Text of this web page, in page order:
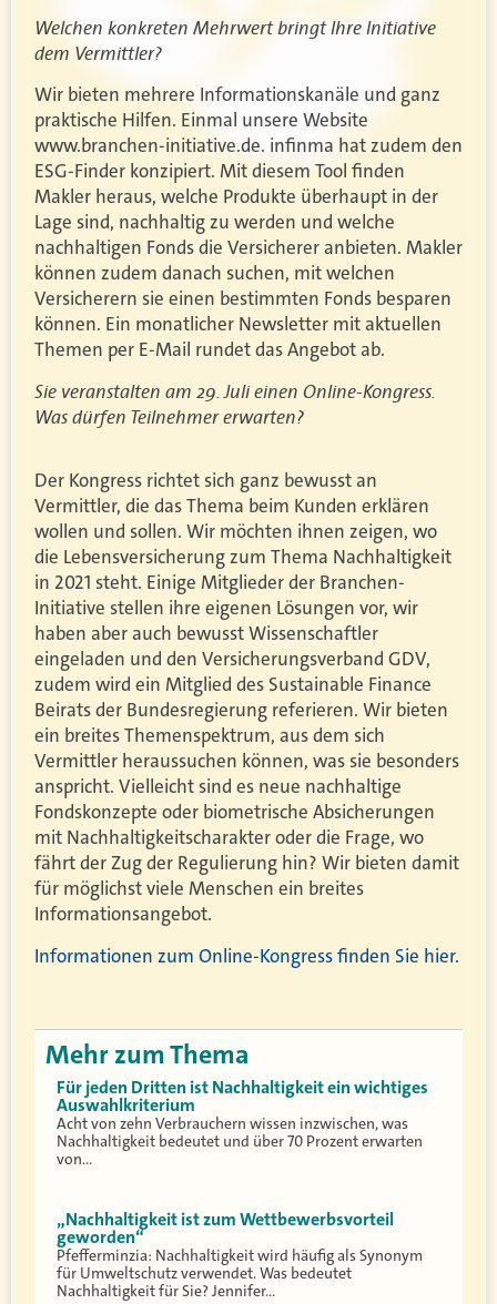
Welchen konkreten Mehrwert bringt Ihre Initiative
dem Vermittler?
Wir bieten mehrere Informationskanäle und ganz
praktische Hilfen. Einmal unsere Website
www.branchen-initiative.de. infinma hat zudem den
ESG-Finder konzipiert. Mit diesem Tool finden
Makler heraus, welche Produkte überhaupt in der
Lage sind, nachhaltig zu werden und welche
nachhaltigen Fonds die Versicherer anbieten. Makler
können zudem danach suchen, mit welchen
Versicherern sie einen bestimmten Fonds besparen
können. Ein monatlicher Newsletter mit aktuellen
Themen per E-Mail rundet das Angebot ab.
Sie veranstalten am 29. Juli einen Online-Kongress.
Was dürfen Teilnehmer erwarten?
Der Kongress richtet sich ganz bewusst an
Vermittler, die das Thema beim Kunden erklären
wollen und sollen. Wir möchten ihnen zeigen, wo
die Lebensversicherung zum Thema Nachhaltigkeit
in 2021 steht. Einige Mitglieder der Branchen-
Initiative stellen ihre eigenen Lösungen vor, wir
haben aber auch bewusst Wissenschaftler
eingeladen und den Versicherungsverband GDV,
zudem wird ein Mitglied des Sustainable Finance
Beirats der Bundesregierung referieren. Wir bieten
ein breites Themenspektrum, aus dem sich
Vermittler heraussuchen können, was sie besonders
anspricht. Vielleicht sind es neue nachhaltige
Fondskonzepte oder biometrische Absicherungen
mit Nachhaltigkeitscharakter oder die Frage, wo
fährt der Zug der Regulierung hin? Wir bieten damit
für möglichst viele Menschen ein breites
Informationsangebot.
Informationen zum Online-Kongress finden Sie hier.
Mehr zum Thema
Für jeden Dritten ist Nachhaltigkeit ein wichtiges
Auswahlkriterium
Acht von zehn Verbrauchern wissen inzwischen, was
Nachhaltigkeit bedeutet und über 70 Prozent erwarten
von…
„Nachhaltigkeit ist zum Wettbewerbsvorteil
geworden“
Pfefferminzia: Nachhaltigkeit wird häufig als Synonym
für Umweltschutz verwendet. Was bedeutet
Nachhaltigkeit für Sie? Jennifer…